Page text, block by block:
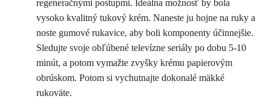
regeneračnými postupmi. Ideálna možnosť by bola
vysoko kvalitný tukový krém. Naneste ju hojne na ruky a
noste gumové rukavice, aby boli komponenty účinnejšie.
Sledujte svoje obľúbené televízne seriály po dobu 5-10
minút, a potom vymažte zvyšky krému papierovým
obrúskom. Potom si vychutnajte dokonalé mäkké
rukoväte.